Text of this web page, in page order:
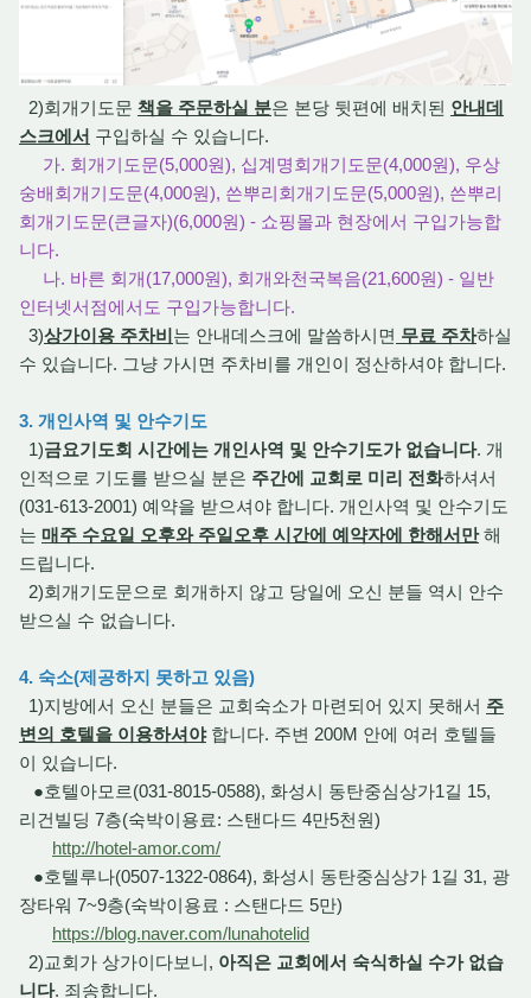
2)회개기도문 책을 주문하실 분은 본당 뒷편에 배치된 안내데
스크에서 구입하실 수 있습니다.
가. 회개기도문(5,000원), 십계명회개기도문(4,000원), 우상
숭배회개기도문(4,000원), 쓴뿌리회개기도문(5,000원), 쓴뿌리
회개기도문(큰글자)(6,000원) - 쇼핑몰과 현장에서 구입가능합
니다.
나. 바른 회개(17,000원), 회개와천국복음(21,600원) - 일반
인터넷서점에서도 구입가능합니다.
3)상가이용 주차비는 안내데스크에 말씀하시면 무료 주차하실
수 있습니다. 그냥 가시면 주차비를 개인이 정산하셔야 합니다.
3. 개인사역 및 안수기도
1)금요기도회 시간에는 개인사역 및 안수기도가 없습니다. 개
인적으로 기도를 받으실 분은 주간에 교회로 미리 전화하셔서
(031-613-2001) 예약을 받으셔야 합니다. 개인사역 및 안수기도
는 매주 수요일 오후와 주일오후 시간에 예약자에 한해서만해
드립니다.
2)회개기도문으로 회개하지 않고 당일에 오신 분들 역시 안수
받으실 수 없습니다.
4. 숙소(제공하지 못하고 있음)
1)지방에서 오신 분들은 교회숙소가 마련되어 있지 못해서 주
변의 호텔을 이용하셔야합니다. 주변 200M 안에 여러 호텔들
이 있습니다.
●호텔아모르(031-8015-0588), 화성시 동탄중심상가1길 15,
리건빌딩 7층(숙박이용료: 스탠다드 4만5천원)
http://hotel-amor.com/
●호텔루나(0507-1322-0864), 화성시 동탄중심상가 1길 31, 광
장타워 7~9층(숙박이용료 : 스탠다드 5만)
https://blog.naver.com/lunahotelid
2)교회가 상가이다보니, 아직은 교회에서 숙식하실 수가 없습
니다. 죄송합니다.